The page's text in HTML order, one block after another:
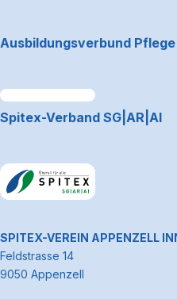
Ausbildungsverbund Pflege
Link zum Premiumpartner:
Spitex-Verband SG|AR|AI
~Kontaktinformationen
SPITEX-VEREIN APPENZELL
Feldstrasse 14
9050 Appenzell